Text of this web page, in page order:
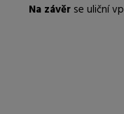
Na závěr se uliční